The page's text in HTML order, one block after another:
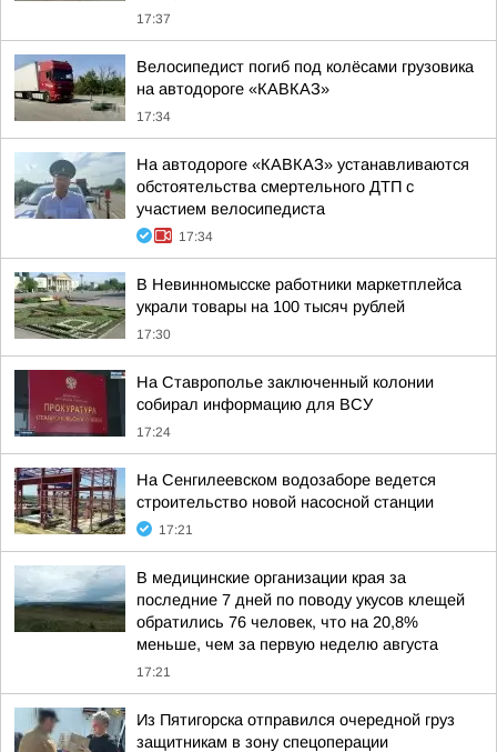
17:37
Велосипедист погиб под колёсами грузовика
на автодороге «КАВКАЗ»
17:34
На автодороге «КАВКАЗ» устанавливаются
обстоятельства смертельного ДТП с
участием велосипедиста
17:34
В Невинномысске работники маркетплейса
украли товары на 100 тысяч рублей
17:30
На Ставрополье заключенный колонии
собирал информацию для ВСУ
17:24
На Сенгилеевском водозаборе ведется
строительство новой насосной станции
17:21
В медицинские организации края за
последние 7 дней по поводу укусов клещей
обратились 76 человек, что на 20,8%
меньше, чем за первую неделю августа
17:21
Из Пятигорска отправился очередной груз
защитникам в зону спецоперации